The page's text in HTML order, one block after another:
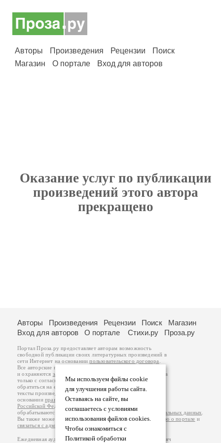
Авторы Произведения Рецензии
Поиск
Магазин
О портале Вход для авторов
Оказание услуг по публикации
произведений этого автора
прекращено
Мы используем файлы cookie
для улучшения работы сайта.
Оставаясь на сайте, вы
соглашаетесь с условиями
использования файлов cookies.
Чтобы ознакомиться с
Политикой обработки
Авторы Произведения Рецензии Поиск
Магазин
Вход для авторов
О портале Стихи.ру Проза.ру
Портал Проза.ру предоставляет авторам возможность
свободной публикации своих литературных произведений в
сети Интернет на основаниипользовательского договора
Все авторские права на произведения принадлежат авторам
и охраняются законом
. Перепечатка произведений возможна
только с согласия его автора, к которому вы можете
обратиться на его авторской странице. Ответственность за
тексты произведений авторы несут самостоятельно на
основанииправил публикацииизаконодательства
Российской Федерации
обрабатываются на основанииПолитики обработки персональных данных
Вы также можете посмотреть более подробнуюинформацию о портале и
связаться с администрацией
Ежедневная аудитория портала Проза.ру – порядка 100 тысяч